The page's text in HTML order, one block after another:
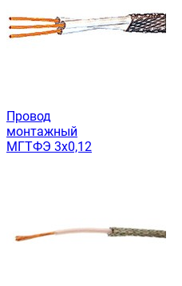
Провод
монтажный
МГТФЭ 3х0,12